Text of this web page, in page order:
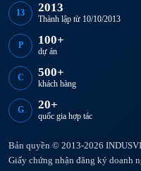
13 2013
Thành lập từ 10/10/2013
P 100+
dự án
C 500+
khách hàng
G 20+
quốc gia hợp tác
Bản quyền © 2013-2026
Giấy chứng nhận đăng ký doanh